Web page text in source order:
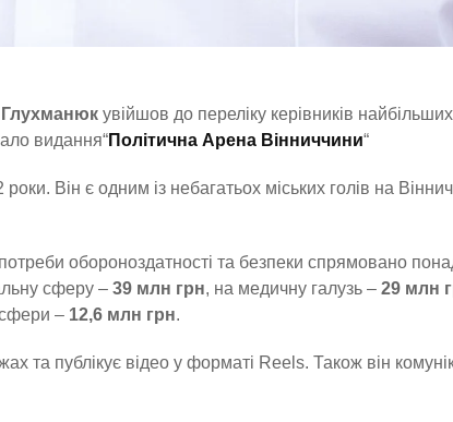
Глухманюк увійшов до переліку керівників найбільших
видання“Політична Арена Вінниччини“
Він є одним із небагатьох міських голів на
обороноздатності та безпеки спрямовано
сферу – 39 млн грн, на медичну галузь – 29 млн
сфери – 12,6 млн грн.
та публікує відео у форматі Reels. Також він